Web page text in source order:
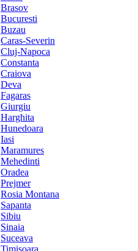
Brasov
Bucuresti
Buzau
Caras-Severin
Cluj-Napoca
Constanta
Craiova
Deva
Fagaras
Giurgiu
Harghita
Hunedoara
Iasi
Maramures
Mehedinti
Oradea
Prejmer
Rosia Montana
Sapanta
Sibiu
Sinaia
Suceava
Timisoara